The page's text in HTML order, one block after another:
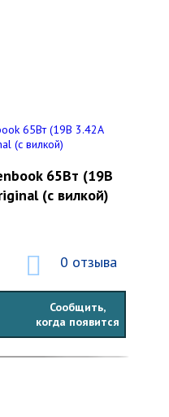
65Вт (19В
(с вилкой)
0 отзыва
Сообщить,
когда появится